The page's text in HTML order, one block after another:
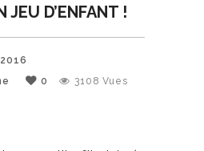
JEU D’ENFANT !
0 3108 Vues